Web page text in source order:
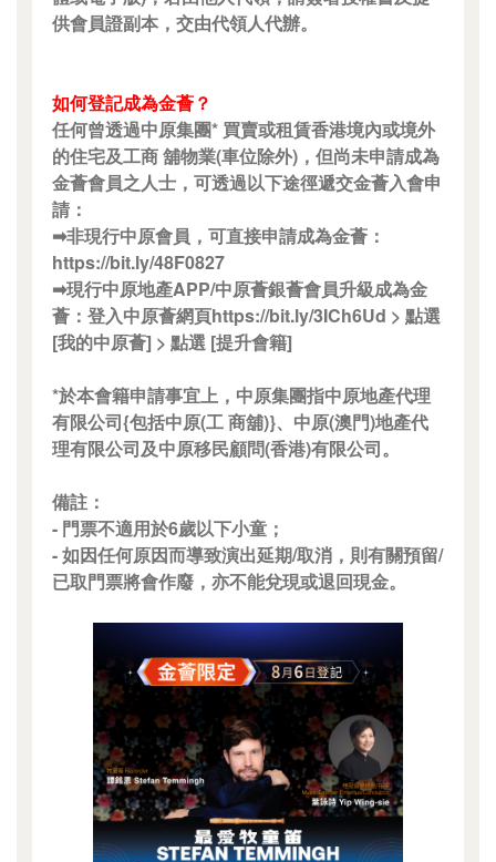
供會員證副本，交由代領人代辦。
如何登記成為金薈？
任何曾透過中原集團* 買賣或租賃香港境內或境外
的住宅及工商 舖物業(車位除外)，但尚未申請成為
金薈會員之人士，可透過以下途徑遞交金薈入會申
請：
➡非現行中原會員，可直接申請成為金薈：
https://bit.ly/48F0827
➡現行中原地產APP/中原薈銀薈會員升級成為金
薈：登入中原薈網頁https://bit.ly/3ICh6Ud > 點選
[我的中原薈] > 點選 [提升會籍]
*於本會籍申請事宜上，中原集團指中原地產代理
有限公司{包括中原(工 商舖)}、中原(澳門)地產代
理有限公司及中原移民顧問(香港)有限公司。
備註：
- 門票不適用於6歲以下小童；
- 如因任何原因而導致演出延期/取消，則有關預留/
已取門票將會作廢，亦不能兌現或退回現金。